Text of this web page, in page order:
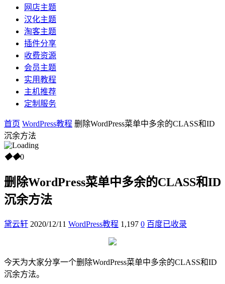
网店主题
汉化主题
淘客主题
插件分享
收费资源
会员主题
实用教程
主机推荐
定制服务
首页 WordPress教程 删除WordPress菜单中多余的CLASS和ID
沉余方法
◆◆0
删除WordPress菜单中多余的CLASS和ID
沉余方法
黛云轩 2020/12/11 WordPress教程 1,197 0 百度已收录
今天为大家分享一个删除WordPress菜单中多余的CLASS和ID
沉余方法。